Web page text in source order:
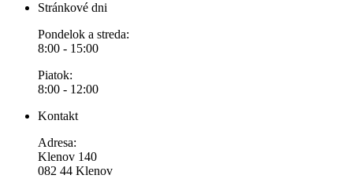
Stránkové dni
Pondelok a streda:
8:00 - 15:00
Piatok:
8:00 - 12:00
Kontakt
Adresa:
Klenov 140
082 44 Klenov